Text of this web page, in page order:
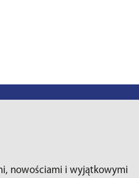
nowościami i wyjątkowymi